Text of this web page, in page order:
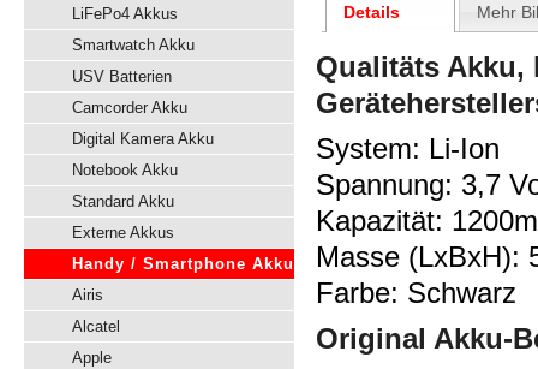
LiFePo4 Akkus
Smartwatch Akku
USV Batterien
Camcorder Akku
Digital Kamera Akku
Notebook Akku
Standard Akku
Externe Akkus
Handy / Smartphone Akku
Airis
Alcatel
Apple
Details Mehr
Qualitäts Akku,
System: Li-Ion
Spannung: 3,7
Kapazität:
Masse (LxBxH):
Farbe: Schwarz
Original Akku-